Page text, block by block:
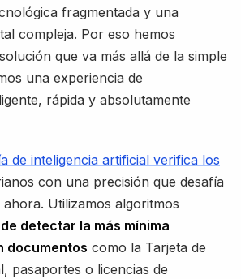
fragmentada y una
compleja. Por eso hemos
que va más allá de la simple
una experiencia de
rápida y absolutamente
de inteligencia artificial verifica los
con una precisión que desafía
Utilizamos algoritmos
detectar la más mínima
documentos como la Tarjeta de
pasaportes o licencias de